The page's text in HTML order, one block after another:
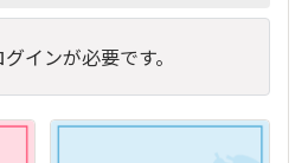
インが必要です。